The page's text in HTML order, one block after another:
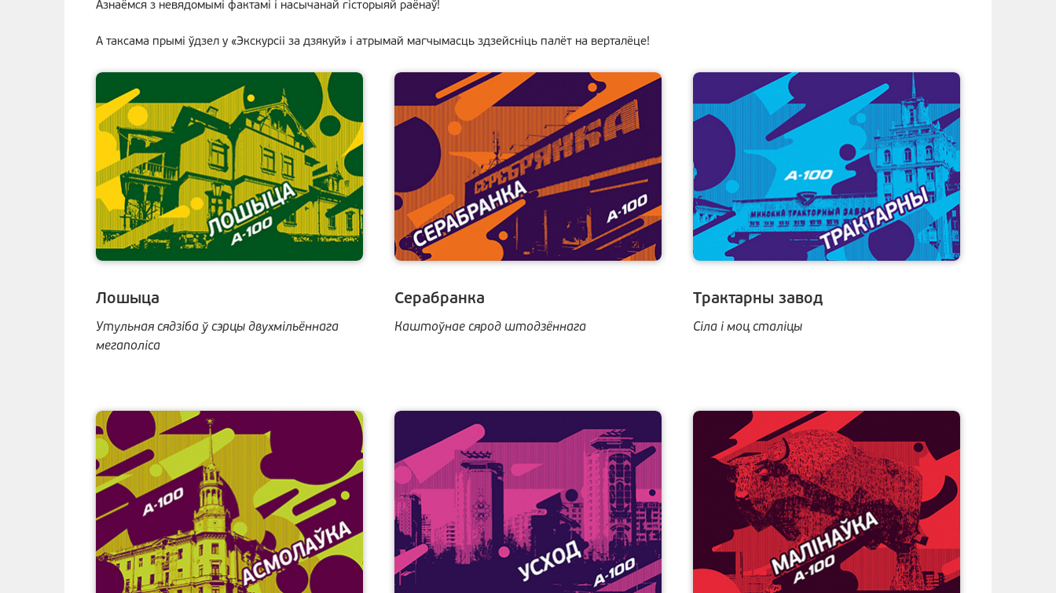
Азнаёмся з невядомымі фактамі і насычанай гісторыяй раёнаў!
А таксама прымі ўдзел у «Экскурсіі за дзякуй» і атрымай магчымасць здзейсніць палёт на верталёце!
Лошыца
Утульная сядзіба ў сэрцы двухмільённага
мегаполіса
Серабранка
Каштоўнае сярод штодзённага
Трактарны завод
Cіла і моц сталіцы